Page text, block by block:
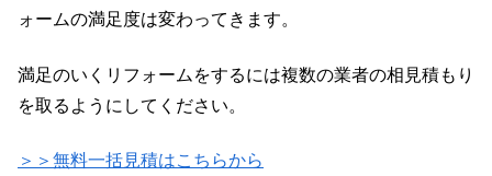
ォームの満足度は変わってきます。
満足のいくリフォームをするには複数の業者の相見積もり
を取るようにしてください。
＞＞無料一括見積はこちらから